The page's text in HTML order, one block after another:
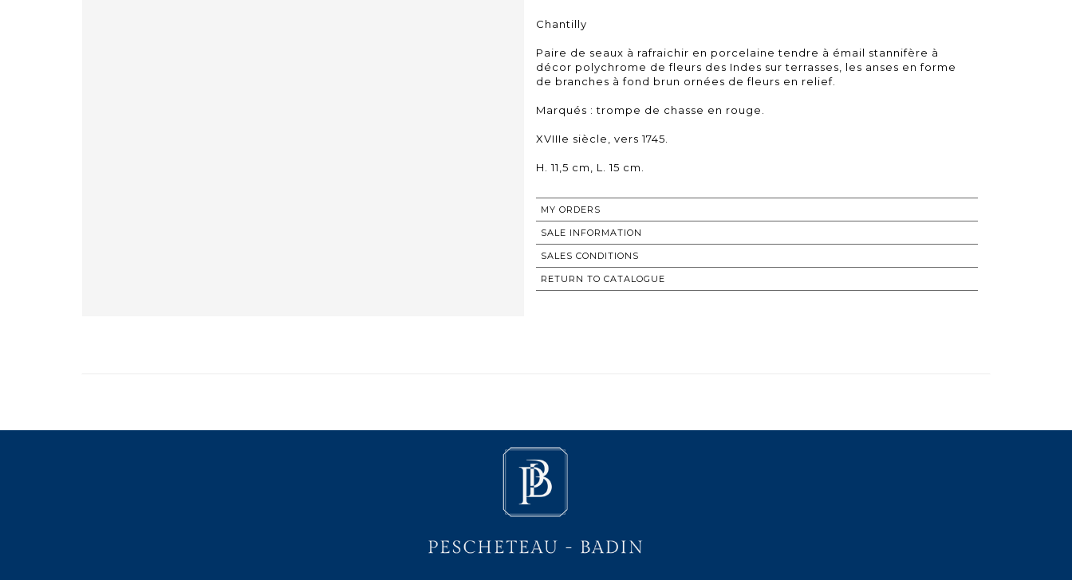
Chantilly
Paire de seaux à rafraichir en porcelaine tendre à émail stannifère à
décor polychrome de fleurs des Indes sur terrasses, les anses en forme
de branches à fond brun ornées de fleurs en relief.
Marqués : trompe de chasse en rouge.
XVIIIe siècle, vers 1745.
H. 11,5 cm, L. 15 cm.
MY ORDERS
SALE INFORMATION
SALES CONDITIONS
RETURN TO CATALOGUE